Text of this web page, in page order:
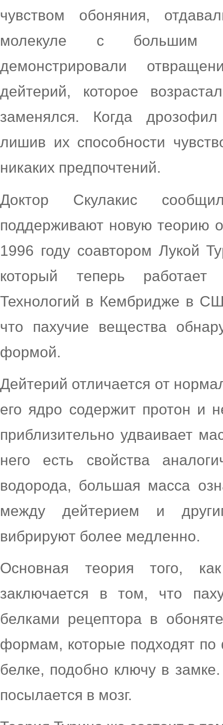
чувством обоняния,
молекуле с большим
демонстрировали
дейтерий, которое
заменялся. Когда
лишив их способности
никаких предпочтений.
Доктор Скулакис
поддерживают новую теорию
1996 году соавтором Лукой
который теперь работает
Технологий в Кембридже в
что пахучие вещества
формой.
Дейтерий отличается от
его ядро содержит протон и
приблизительно удваивает
него есть свойства
водорода, большая масса
между дейтерием и
вибрируют более медленно.
Основная теория того,
заключается в том, что
белками рецептора в
формам, которые подходят
белке, подобно ключу в
посылается в мозг.